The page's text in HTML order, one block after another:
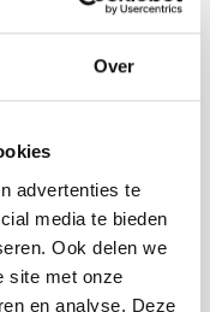
Over
advertenties te
media te bieden
Ook delen we
site met onze
en analyse. Deze
24 h 100 stk
(Rood)
Prijs per doos:
€ 50.15
excl. BTW